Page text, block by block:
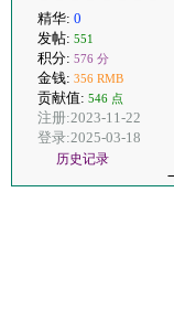
精华: 0
发帖: 551
积分: 576 分
金钱: 356 RMB
贡献值: 546 点
注册:2023-11-22
登录:2025-03-18
历史记录